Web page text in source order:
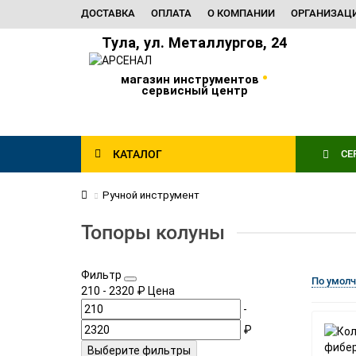
ДОСТАВКА ОПЛАТА О КОМПАНИИ
Тула, ул. Металлургов, 24
магазин инструментов •
сервисный центр
КАТАЛОГ
Ручной инструмент
Топоры колуны
Фильтр
210 - 2320 ₽ Цена
-
₽
Выберите фильтры
По